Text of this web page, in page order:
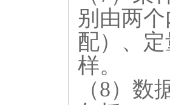
别由两
配）、
样。
（8）